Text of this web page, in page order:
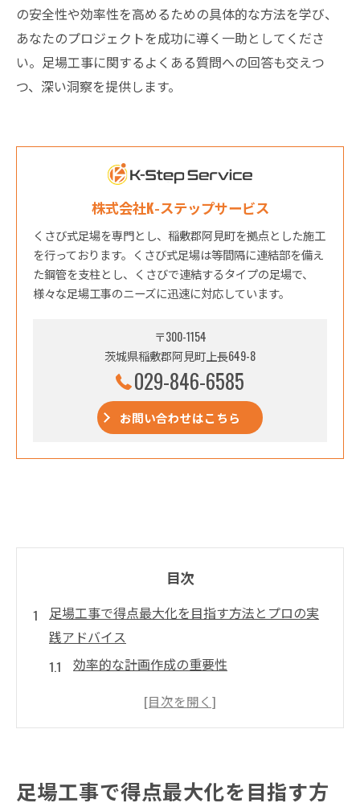
の安全性や効率性を高めるための具体的な方法を学び、
あなたのプロジェクトを成功に導く一助としてくださ
い。足場工事に関するよくある質問への回答も交えつ
つ、深い洞察を提供します。
株式会社K-ステップサービス
くさび式足場を専門とし、稲敷郡阿見町を拠点とした施工
を行っております。くさび式足場は等間隔に連結部を備え
た鋼管を支柱とし、くさびで連結するタイプの足場で、
様々な足場工事のニーズに迅速に対応しています。
〒300-1154
茨城県稲敷郡阿見町上長649-8
029-846-6585
お問い合わせはこちら
目次
足場工事で得点最大化を目指す方法とプロの実
践アドバイス
効率的な計画作成の重要性
使用する資材の選定基準
足場工事で得点最大化を目指す方